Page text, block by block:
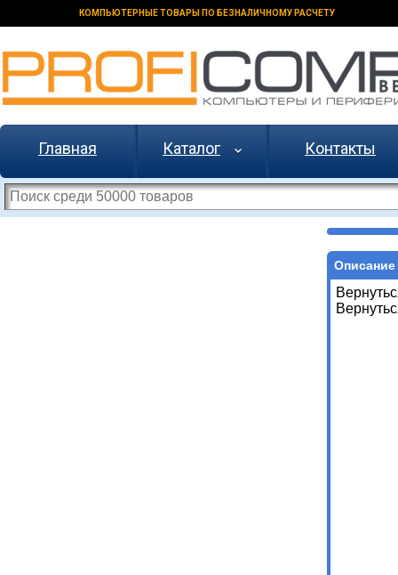
КОМПЬЮТЕРНЫЕ ТОВАРЫ ПО БЕЗНАЛИЧНОМУ РАСЧЕТУ
Главная Каталог Контакты